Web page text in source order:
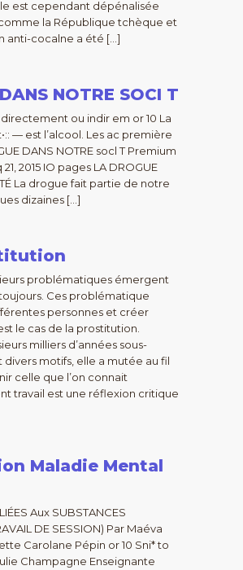
est cependant dépénalisée
la République tchèque et
anti-cocalne a été […]
NOTRE SOCI T
ou indir em or 10 La
— est l’alcool. Les ac première
DANS NOTRE socl T Premium
2015 IO pages LA DROGUE
La drogue fait partie de notre
dizaines […]
problématiques émergent
Ces problématique
personnes et créer
le cas de la prostitution.
milliers d’années sous-
motifs, elle a mutée au fil
celle que l’on connait
travail est une réflexion critique
Maladie Mental
Aux SUBSTANCES
DE SESSION) Par Maéva
Carolane Pépin or 10 Sni* to
Champagne Enseignante